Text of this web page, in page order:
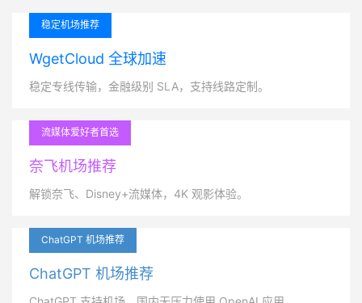
稳定机场推荐
WgetCloud 全球加速
稳定专线传输，金融级别 SLA，支持线路定制。
流媒体爱好者首选
奈飞机场推荐
解锁奈飞、Disney+流媒体，4K 观影体验。
ChatGPT 机场推荐
ChatGPT 机场推荐